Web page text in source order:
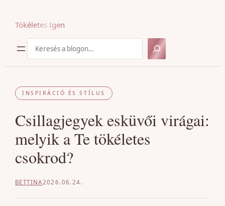
Tökéletes Igen
INSPIRÁCIÓ ÉS STÍLUS
Csillagjegyek esküvői virágai:
melyik a Te tökéletes
csokrod?
BETTINA2026.06.24.